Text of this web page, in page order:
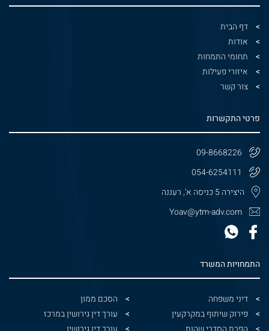
דף הבית
אודות
תחומי התמחות
איזורי פעילות
צור קשר
התמחויות המשרד
דיני משפחה
פירוק שיתוף במקרקעין
הסכם ממון
עורך דין גירושין במרכז
פרטי התקשרות
09-8668226
054-6254111
היצירה 5 כניסה א', רעננה
Yoav@ytm-adv.com